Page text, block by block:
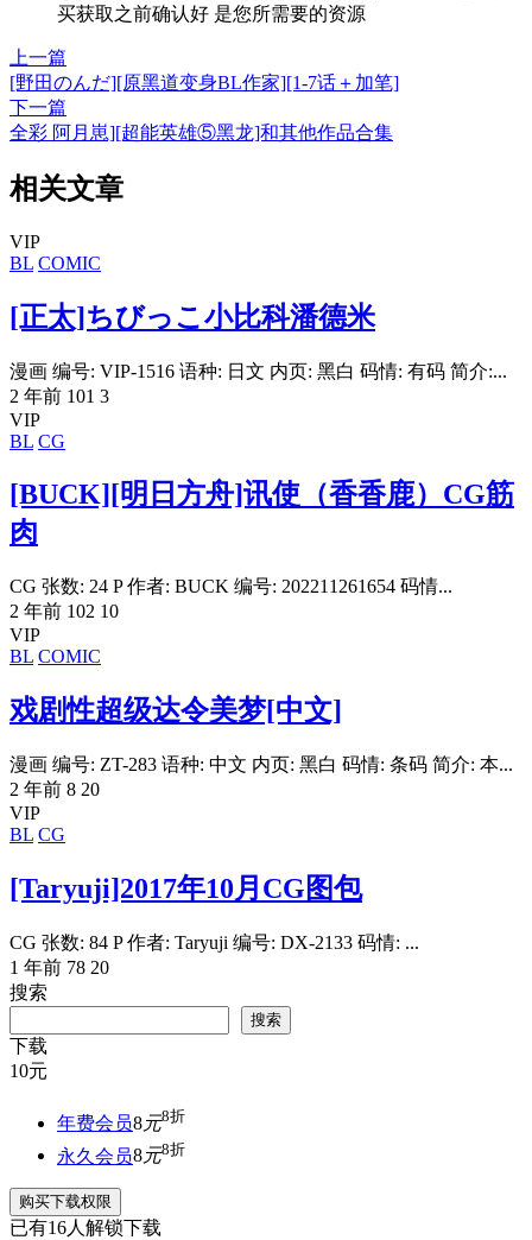
买获取之前确认好 是您所需要的资源
上一篇
[野田のんだ][原黑道变身BL作家][1-7话＋加笔]
下一篇
全彩 阿月崽][超能英雄⑤黑龙]和其他作品合集
相关文章
VIP
BL COMIC
[正太]ちびっこ小比科潘德米
漫画 编号: VIP-1516 语种: 日文 内页: 黑白 码情: 有码 简介:...
2 年前 101 3
VIP
BL CG
[BUCK][明日方舟]讯使（香香鹿）CG筋
肉
CG 张数: 24 P 作者: BUCK 编号: 202211261654 码情...
2 年前 102 10
VIP
BL COMIC
戏剧性超级达令美梦[中文]
漫画 编号: ZT-283 语种: 中文 内页: 黑白 码情: 条码 简介: 本...
2 年前 8 20
VIP
BL CG
[Taryuji]2017年10月CG图包
CG 张数: 84 P 作者: Taryuji 编号: DX-2133 码情: ...
1 年前 78 20
搜索
搜索
下载
10元
年费会员8元8折
永久会员8元8折
购买下载权限
已有16人解锁下载